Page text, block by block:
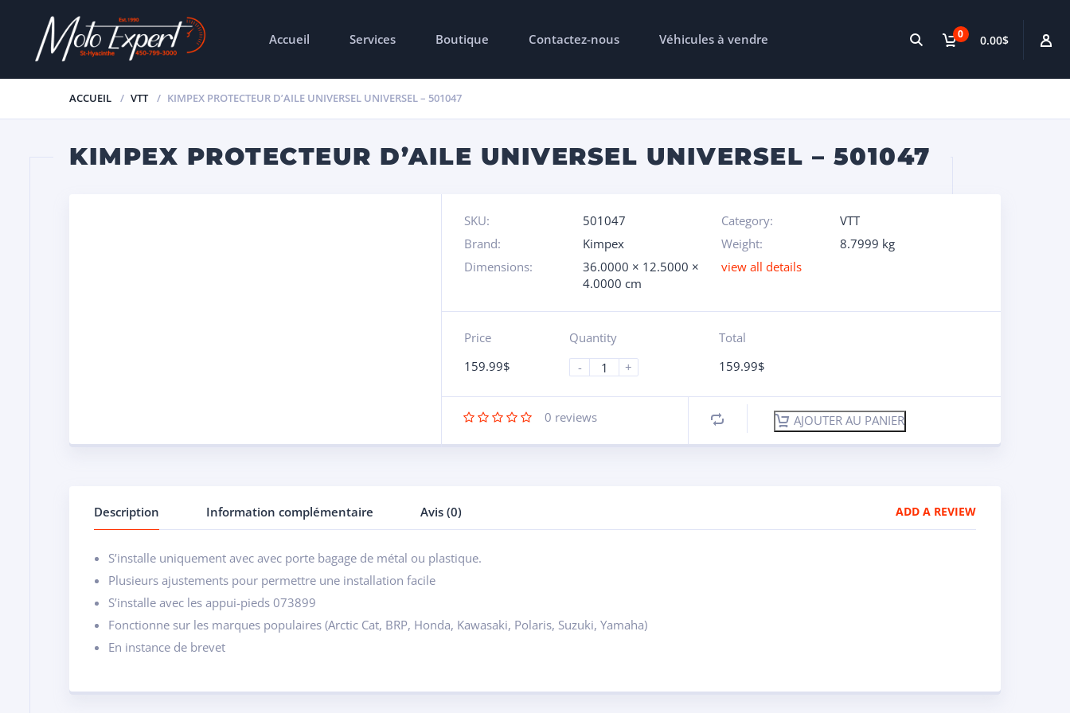
0 0.00$
Accueil Services Boutique Contactez-nous Véhicules à vendre
ACCUEIL VTT KIMPEX PROTECTEUR D’AILE UNIVERSEL UNIVERSEL – 501047
KIMPEX PROTECTEUR D’AILE UNIVERSEL UNIVERSEL – 501047
SKU: 501047 Category:
VTT
Brand:
Kimpex Weight:
8.7999 kg
Dimensions:
36.0000 × 12.5000 ×
4.0000 cm
view all details
Price
159.99$
Quantity
-
+
Total
159.99$
0 reviews AJOUTER AU PANIER
Description Information complémentaire Avis (0) ADD A REVIEW
S’installe uniquement avec avec porte bagage de métal ou plastique.
Plusieurs ajustements pour permettre une installation facile
S’installe avec les appui-pieds 073899
Fonctionne sur les marques populaires (Arctic Cat, BRP, Honda, Kawasaki, Polaris, Suzuki, Yamaha)
En instance de brevet